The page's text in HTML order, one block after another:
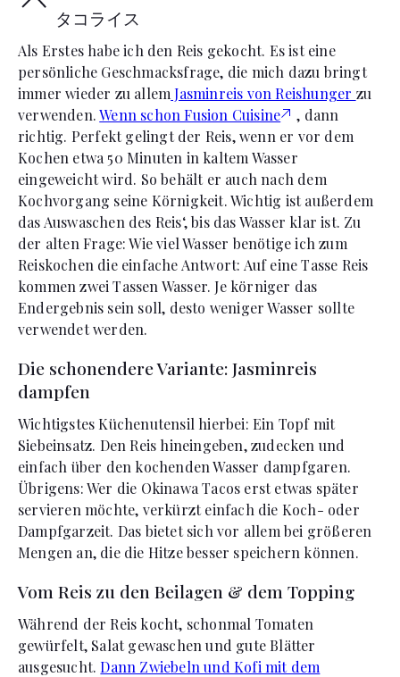
タコライス
Als Erstes habe ich den Reis gekocht. Es ist eine
persönliche Geschmacksfrage, die mich dazu bringt
immer wieder zu allem Jasminreis von Reishunger zu
verwenden.Wenn schon Fusion Cuisine
, dann
richtig. Perfekt gelingt der Reis, wenn er vor dem
Kochen etwa 50 Minuten in kaltem Wasser
eingeweicht wird. So behält er auch nach dem
Kochvorgang seine Körnigkeit. Wichtig ist außerdem
das Auswaschen des Reis‘, bis das Wasser klar ist. Zu
der alten Frage: Wie viel Wasser benötige ich zum
Reiskochen die einfache Antwort: Auf eine Tasse Reis
kommen zwei Tassen Wasser. Je körniger das
Endergebnis sein soll, desto weniger Wasser sollte
verwendet werden.
Die schonendere Variante: Jasminreis
dampfen
Wichtigstes Küchenutensil hierbei: Ein Topf mit
Siebeinsatz. Den Reis hineingeben, zudecken und
einfach über den kochenden Wasser dampfgaren.
Übrigens: Wer die Okinawa Tacos erst etwas später
servieren möchte, verkürzt einfach die Koch- oder
Dampfgarzeit. Das bietet sich vor allem bei größeren
Mengen an, die die Hitze besser speichern können.
Vom Reis zu den Beilagen & dem Topping
Während der Reis kocht, schonmal Tomaten
gewürfelt, Salat gewaschen und gute Blätter
ausgesucht.Dann Zwiebeln und Kofi mit dem